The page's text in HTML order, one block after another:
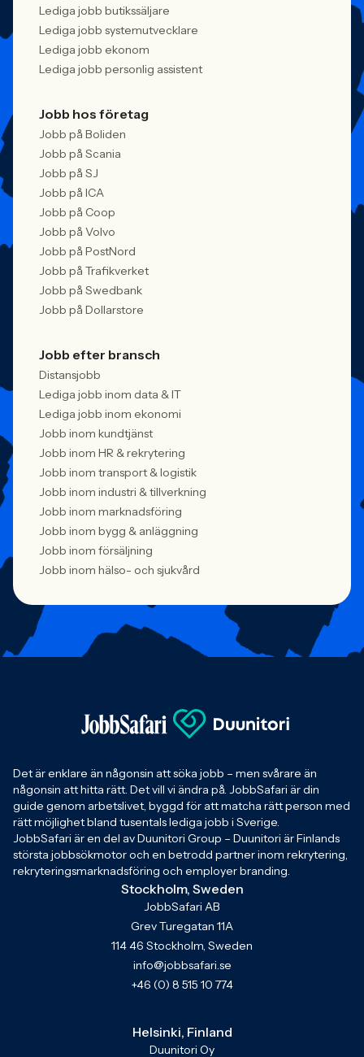
Lediga jobb butikssäljare
Lediga jobb systemutvecklare
Lediga jobb ekonom
Lediga jobb personlig assistent
Jobb hos företag
Jobb på Boliden
Jobb på Scania
Jobb på SJ
Jobb på ICA
Jobb på Coop
Jobb på Volvo
Jobb på PostNord
Jobb på Trafikverket
Jobb på Swedbank
Jobb på Dollarstore
Jobb efter bransch
Distansjobb
Lediga jobb inom data & IT
Lediga jobb inom ekonomi
Jobb inom kundtjänst
Jobb inom HR & rekrytering
Jobb inom transport & logistik
Jobb inom industri & tillverkning
Jobb inom marknadsföring
Jobb inom bygg & anläggning
Jobb inom försäljning
Jobb inom hälso- och sjukvård
Det är enklare än någonsin att söka jobb – men svårare än
någonsin att hitta rätt. Det vill vi ändra på. JobbSafari är din
guide genom arbetslivet, byggd för att matcha rätt person med
rätt möjlighet bland tusentals lediga jobb i Sverige.
JobbSafari är en del av Duunitori Group – Duunitori är Finlands
största jobbsökmotor och en betrodd partner inom rekrytering,
rekryteringsmarknadsföring och employer branding.
Stockholm, Sweden
JobbSafari AB
Grev Turegatan 11A
114 46 Stockholm, Sweden
info@jobbsafari.se
+46 (0) 8 515 10 774
Helsinki, Finland
Duunitori Oy